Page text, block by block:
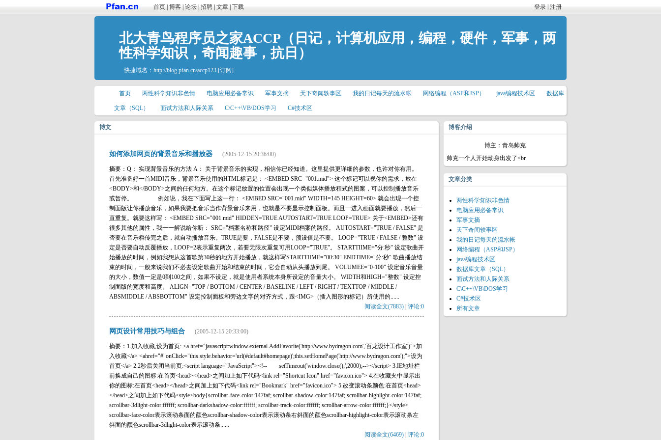
登录 注册
首页 博客 论坛 招聘 文章 下载
北大青鸟程序员之家ACCP（日记，计算机应用，编程，硬件，军事，两
性科学知识，奇闻趣事，抗日）
快捷域名： http://blog.pfan.cn/accp123 [订阅]
首页 两性科学知识非色情 电脑应用必备常识 军事文摘 天下奇闻轶事区 我的日记每天的流水帐 网络编程（ASP和JSP） java编程技术区 数据库
文章（SQL） 面试方法和人际关系 C\C++\VB\DOS学习 C#技术区
博客介绍
博主：青岛帅克
帅克一个人开始动身出发了<br
文章分类
两性科学知识非色情
电脑应用必备常识
军事文摘
天下奇闻轶事区
我的日记每天的流水帐
网络编程（ASP和JSP）
java编程技术区
数据库文章（SQL）
面试方法和人际关系
C\C++\VB\DOS学习
C#技术区
所有文章
博文
如何添加网页的背景音乐和播放器 (2005-12-15 20:36:00)
摘要：Q： 实现背景音乐的方法 A： 关于背景音乐的实现，相信你已经知道。这里提供更详细的参数，也许对你有用。
首先准备好一首MIDI音乐，背景音乐使用的HTML标记是： <EMBED SRC="001.mid"> 这个标记可以视你的需求，放在
<BODY>和</BODY>之间的任何地方。在这个标记放置的位置会出现一个类似媒体播放程式的图案，可以控制播放音乐
或暂停。 例如说，我在下面写上这一行： <EMBED SRC="001.mid" WIDTH=145 HEIGHT=60> 就会出现一个控
制面版让你播放音乐，如果我要把音乐当作背景音乐来用，也就是不要显示控制面板。而且一进入画面就要播放，然后一
直重复。就要这样写： <EMBED SRC="001.mid" HIDDEN=TRUE AUTOSTART=TRUE LOOP=TRUE> 关于<EMBED>还有
很多其他的属性，我一一解说给你听： SRC="档案名称和路径" 设定MIDI档案的路径。 AUTOSTART="TRUE / FALSE" 是
否要在音乐档传完之后，就自动播放音乐。TRUE是要，FALSE是不要，预设值是不要。 LOOP="TRUE / FALSE / 整数" 设
定是否要自动反覆播放，LOOP=2表示重复两次，若要无限次重复可用LOOP="TRUE"。 STARTTIIME="分:秒" 设定歌曲开
始播放的时间，例如我想从这首歌第30秒的地方开始播放，就这样写STARTTIIME="00:30" ENDTIME="分:秒" 歌曲播放结
束的时间，一般来说我们不必去设定歌曲开始和结束的时间，它会自动从头播放到尾。 VOLUMEE="0-100" 设定音乐音量
的大小，数值一定是0到100之间，如果不设定，就是使用者系统本身所设定的音量大小。 WIDTH和HIGH="整数" 设定控
制面版的宽度和高度。 ALIGN="TOP / BOTTOM / CENTER / BASELINE / LEFT / RIGHT / TEXTTOP / MIDDLE /
ABSMIDDLE / ABSBOTTOM" 设定控制面板和旁边文字的对齐方式，跟<IMG>（插入图形的标记）所使用的......
阅读全文(7883) 评论:0
网页设计常用技巧与组合 (2005-12-15 20:33:00)
摘要：1.加入收藏,设为首页: <a href="javascript:window.external.AddFavorite('http://www.bydragon.com','百龙设计工作室')">加
入收藏</a> <ahref="#"onClick="this.style.behavior='url(#default#homepage)';this.setHomePage('http://www.bydragon.com');">设为
首页</a> 2.2秒后关闭当前页:<script language="JavaScript"><!-- setTimeout('window.close();',2000);--></script> 3.IE地址栏
前换成自己的图标:在首页<head></head>之间加上如下代码<link rel="Shortcut Icon" href="favicon.ico"> 4.在收藏夹中显示出
你的图标:在首页<head></head>之间加上如下代码<link rel="Bookmark" href="favicon.ico"> 5.改变滚动条颜色:在首页<head>
</head>之间加上如下代码<style>body{scrollbar-face-color:147faf; scrollbar-shadow-color:147faf; scrollbar-highlight-color:147faf;
scrollbar-3dlight-color:ffffff; scrollbar-darkshadow-color:ffffff; scrollbar-track-color:ffffff; scrollbar-arrow-color:ffffff;}</style>
scrollbar-face-color表示滚动条面的颜色scrollbar-shadow-color表示滚动条右斜面的颜色scrollbar-highlight-color表示滚动条左
斜面的颜色scrollbar-3dlight-color表示滚动条......
阅读全文(6469) 评论:0